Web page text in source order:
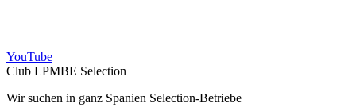
YouTube
Club LPMBE Selection
Wir suchen in ganz Spanien Selection-Betriebe